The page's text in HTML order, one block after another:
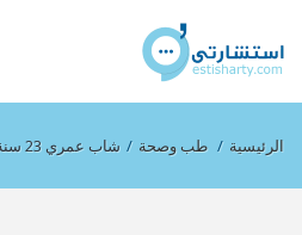
الرئيسية / طب وصحة / شاب عمري 23 سنة ، اعاني نخصة جهة ال